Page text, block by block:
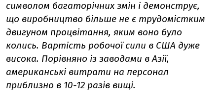
символом багаторічних змін і демонструє,
що виробництво більше не є трудомістким
двигуном процвітання, яким воно було
колись. Вартість робочої сили в США дуже
висока. Порівняно із заводами в Азії,
американські витрати на персонал
приблизно в 10-12 разів вищі.